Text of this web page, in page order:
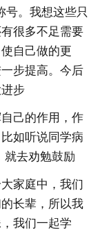
号。我想这些只
很多不足需要
自己做的更
步提高。今后
步
己的作用，作
如听说同学病
就去劝勉鼓励
家庭中，我们
长辈，所以我
我们一起学